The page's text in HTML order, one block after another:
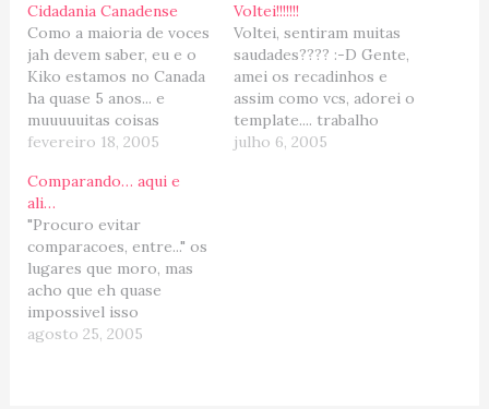
Cidadania Canadense
Como a maioria de voces
jah devem saber, eu e o
Kiko estamos no Canada
ha quase 5 anos... e
muuuuuitas coisas
aconteceram nessa nossa
podem ser lidas na
categoria que criei
chamada "Canada".... Nao
vou me prolongar muito
nessa parte, mas quem
acompanha esse blog,
sabe…
fevereiro 18, 2005
Voltei!!!!!!!
Voltei, sentiram muitas
saudades???? :-D Gente,
amei os recadinhos e
assim como vcs, adorei o
template.... trabalho
impecavel do grande
julho 6, 2005
Comparando… aqui e
ali…
"Procuro evitar
comparacoes, entre..." os
lugares que moro, mas
acho que eh quase
impossivel isso
acontecer, pois alem das
agosto 25, 2005